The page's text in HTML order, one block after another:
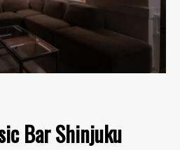
Bar Shinjuku